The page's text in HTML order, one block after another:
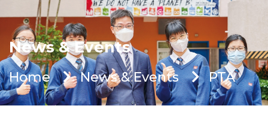
News & Events
Home News & Events PTA